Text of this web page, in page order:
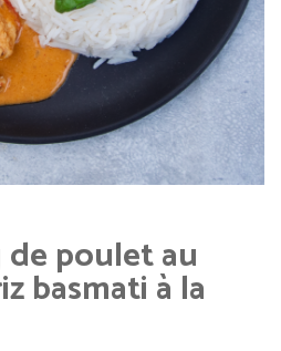
de poulet au
basmati à la